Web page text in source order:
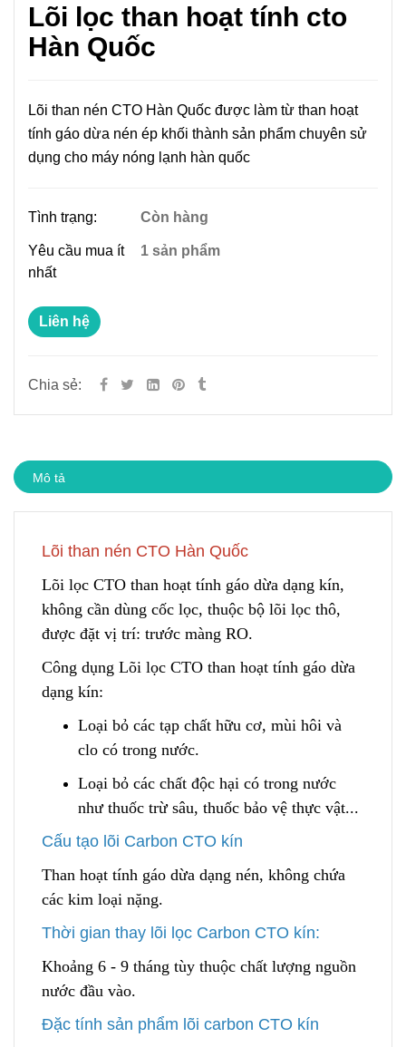
Lõi lọc than hoạt tính cto
Hàn Quốc
Lõi than nén CTO Hàn Quốc được làm từ than hoạt
tính gáo dừa nén ép khối thành sản phẩm chuyên sử
dụng cho máy nóng lạnh hàn quốc
Tình trạng: Còn hàng
Yêu cầu mua ít
nhất
1 sản phẩm
Liên hệ
Chia sẻ:
Mô tả
Lõi than nén CTO Hàn Quốc
Lõi lọc CTO than hoạt tính gáo dừa dạng kín,
không cần dùng cốc lọc, thuộc bộ lõi lọc thô,
được đặt vị trí: trước màng RO.
Công dụng Lõi lọc CTO than hoạt tính gáo dừa
dạng kín:
Loại bỏ các tạp chất hữu cơ, mùi hôi và
clo có trong nước.
Loại bỏ các chất độc hại có trong nước
như thuốc trừ sâu, thuốc bảo vệ thực vật...
Cấu tạo lõi Carbon CTO kín
Than hoạt tính gáo dừa dạng nén, không chứa
các kim loại nặng.
Thời gian thay lõi lọc Carbon CTO kín:
Khoảng 6 - 9 tháng tùy thuộc chất lượng nguồn
nước đầu vào.
Đặc tính sản phẩm lõi carbon CTO kín